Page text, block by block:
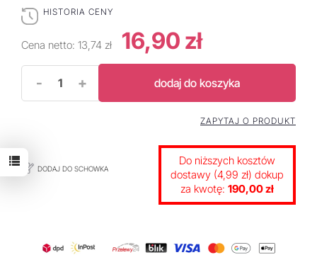
HISTORIA CENY
Cena netto: 13,74 zł 16,90 zł
- + dodaj do koszyka
DODAJ DO SCHOWKA
ZAPYTAJ O PRODUKT
Do niższych kosztów
dostawy (4,99 zł) dokup
za kwotę: 190,00 zł